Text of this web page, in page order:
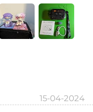
15-04-2024